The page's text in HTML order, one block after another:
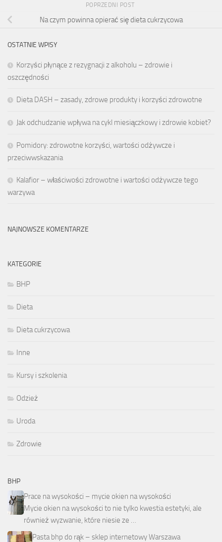
POPRZEDNI POST
Na czym powinna opierać się dieta cukrzycowa
OSTATNIE WPISY
Korzyści płynące z rezygnacji z alkoholu – zdrowie i
oszczędności
Dieta DASH – zasady, zdrowe produkty i korzyści zdrowotne
Jak odchudzanie wpływa na cykl miesiączkowy i zdrowie kobiet?
Pomidory: zdrowotne korzyści, wartości odżywcze i
przeciwwskazania
Kalafior – właściwości zdrowotne i wartości odżywcze tego
warzywa
NAJNOWSZE KOMENTARZE
KATEGORIE
BHP
Dieta
Dieta cukrzycowa
Inne
Kursy i szkolenia
Odzież
Uroda
Zdrowie
BHP
Prace na wysokości – mycie okien na wysokości
Mycie okien na wysokości to nie tylko kwestia estetyki, ale
również wyzwanie, które niesie ze …
Pasta bhp do rąk – sklep internetowy Warszawa